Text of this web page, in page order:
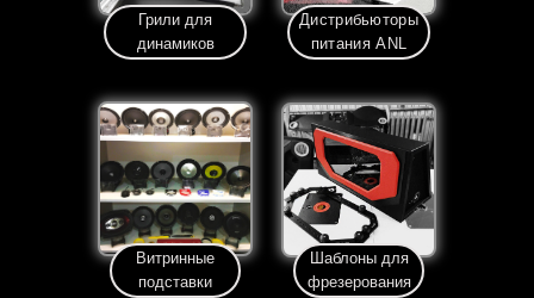
Грили для
динамиков
Дистрибьюторы
питания ANL
Шаблоны для
фрезерования
Витринные
подставки